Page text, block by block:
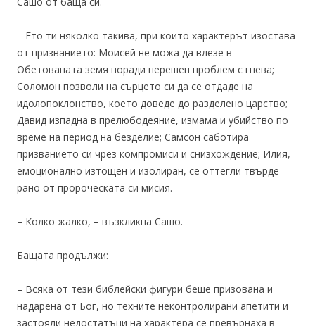
– Ето ти няколко такива, при които характерът изостава
от призванието: Моисей не можа да влезе в
Обетованата земя поради нерешен проблем с гнева;
Соломон позволи на сърцето си да се отдаде на
идолопоклонство, което доведе до разделено царство;
Давид изпадна в прелюбодеяние, измама и убийство по
време на период на безделие; Самсон саботира
призванието си чрез компромиси и снизхождение; Илия,
емоционално изтощен и изолиран, се оттегли твърде
рано от пророческата си мисия.
– Колко жалко, – възкликна Сашо.
Бащата продължи:
– Всяка от тези библейски фигури беше призована и
надарена от Бог, но техните неконтролирани апетити и
застояли недостатъци на характера се превърнаха в